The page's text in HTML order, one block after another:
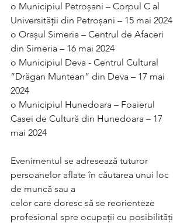
o Municipiul Petroșani – Corpul C al
Universității din Petroșani – 15 mai 2024
o Orașul Simeria – Centrul de Afaceri
din Simeria – 16 mai 2024
o Municipiul Deva - Centrul Cultural
”Drăgan Muntean” din Deva – 17 mai
2024
o Municipiul Hunedoara – Foaierul
Casei de Cultură din Hunedoara – 17
mai 2024
Evenimentul se adresează tuturor
persoanelor aflate în căutarea unui loc
de muncă sau a
celor care doresc să se reorienteze
profesional spre ocupații cu posibilități